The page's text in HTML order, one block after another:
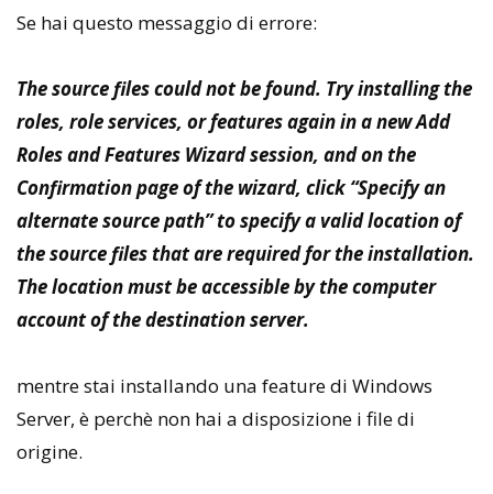
Se hai questo messaggio di errore:
The source files could not be found. Try installing the
roles, role services, or features again in a new Add
Roles and Features Wizard session, and on the
Confirmation page of the wizard, click “Specify an
alternate source path” to specify a valid location of
the source files that are required for the installation.
The location must be accessible by the computer
account of the destination server.
mentre stai installando una feature di Windows
Server, è perchè non hai a disposizione i file di
origine.